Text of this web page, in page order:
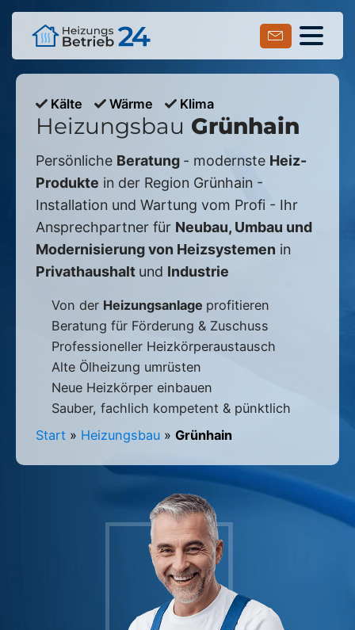
Kälte Wärme Klima
Heizungsbau Grünhain
Persönliche Beratung - modernste Heiz-
Produkte in der Region Grünhain -
Installation und Wartung vom Profi - Ihr
Ansprechpartner für Neubau, Umbau und
Modernisierung von Heizsystemen in
Privathaushalt und Industrie
Von der Heizungsanlage profitieren
Beratung für Förderung & Zuschuss
Professioneller Heizkörperaustausch
Alte Ölheizung umrüsten
Neue Heizkörper einbauen
Sauber, fachlich kompetent & pünktlich
Start » Heizungsbau » Grünhain